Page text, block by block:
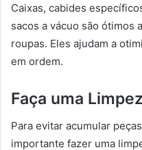
Caixas, cabides
sacos a vácuo são ótimos
roupas. Eles ajudam a
em ordem.
Faça uma
Para evitar acumular
importante fazer uma